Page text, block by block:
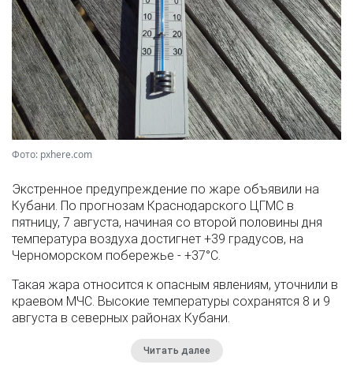
Фото: pxhere.com
Экстренное предупреждение по жаре объявили на
Кубани. По прогнозам Краснодарского ЦГМС в
пятницу, 7 августа, начиная со второй половины дня
температура воздуха достигнет +39 градусов, на
Черноморском побережье - +37°­С.
Такая жара относится к опасным явлениям, уточнили в
краевом МЧС. Высокие температуры сохранятся 8 и 9
августа в северных районах Кубани.
Читать далее